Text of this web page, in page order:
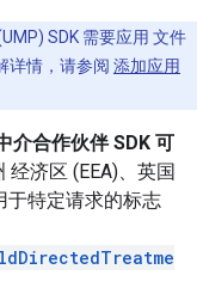
SDK 需要应用 文件
详情，请参阅 添加应用
介合作伙伴 SDK 可
济区 (EEA)、英国
于特定请求的标志